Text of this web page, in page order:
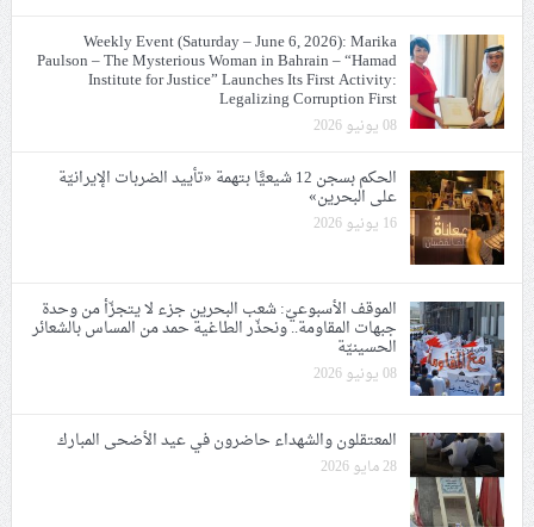
Weekly Event (Saturday – June 6, 2026): Marika
Paulson – The Mysterious Woman in Bahrain – “Hamad
Institute for Justice” Launches Its First Activity:
Legalizing Corruption First
08 يونيو 2026
الحكم بسجن 12 شيعيًّا بتهمة «تأييد الضربات الإيرانيّة
على البحرين»
16 يونيو 2026
الموقف الأسبوعيّ: شعب البحرين جزء لا يتجزّأ من وحدة
جبهات المقاومة.. ونحذّر الطاغية حمد من المساس بالشعائر
الحسينيّة
08 يونيو 2026
المعتقلون والشهداء حاضرون في عيد الأضحى المبارك
28 مايو 2026